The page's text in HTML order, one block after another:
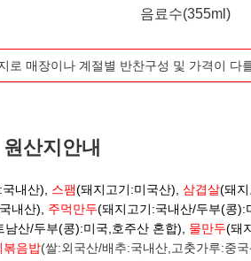
음료수(355ml)
로 매장이나 계절별 반찬구성 및 가격이 다
원산지안내
내산), 스팸(돼지고기:미국산), 삼겹살(돼
내산), 주먹만두(돼지고기:국내산/두부(콩):
산/두부(콩):미국,호주산 혼합), 물만두(돼
볶음밥(쌀:외국산/배추:국내산,고춧가루:중